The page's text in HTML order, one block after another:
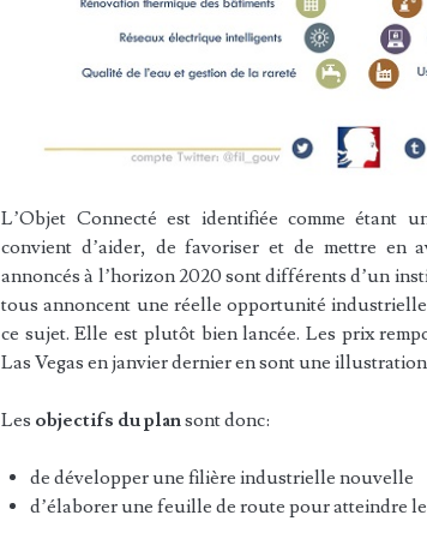
L’Objet Connecté est identifiée comme étant
convient d’aider, de favoriser et de mettre en
annoncés à l’horizon 2020 sont différents d’un
tous annoncent une réelle opportunité
ce sujet. Elle est plutôt bien lancée. Les prix
Las Vegas en janvier dernier en sont une
Les objectifs du plansont donc:
de développer une filière industrielle nouvelle
d’élaborer une feuille de route pour atteindre